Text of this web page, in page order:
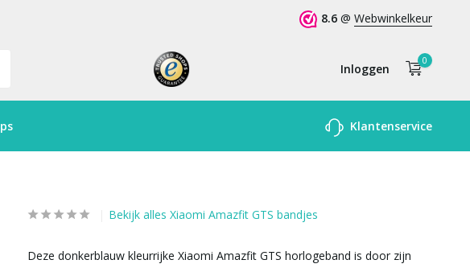
8.6 @ Webwinkelkeur
Inloggen
Account
0
Klantenservice
Bekijk alles Xiaomi Amazfit GTS bandjes
Deze donkerblauw kleurrijke Xiaomi Amazfit GTS horlogeband is door zijn